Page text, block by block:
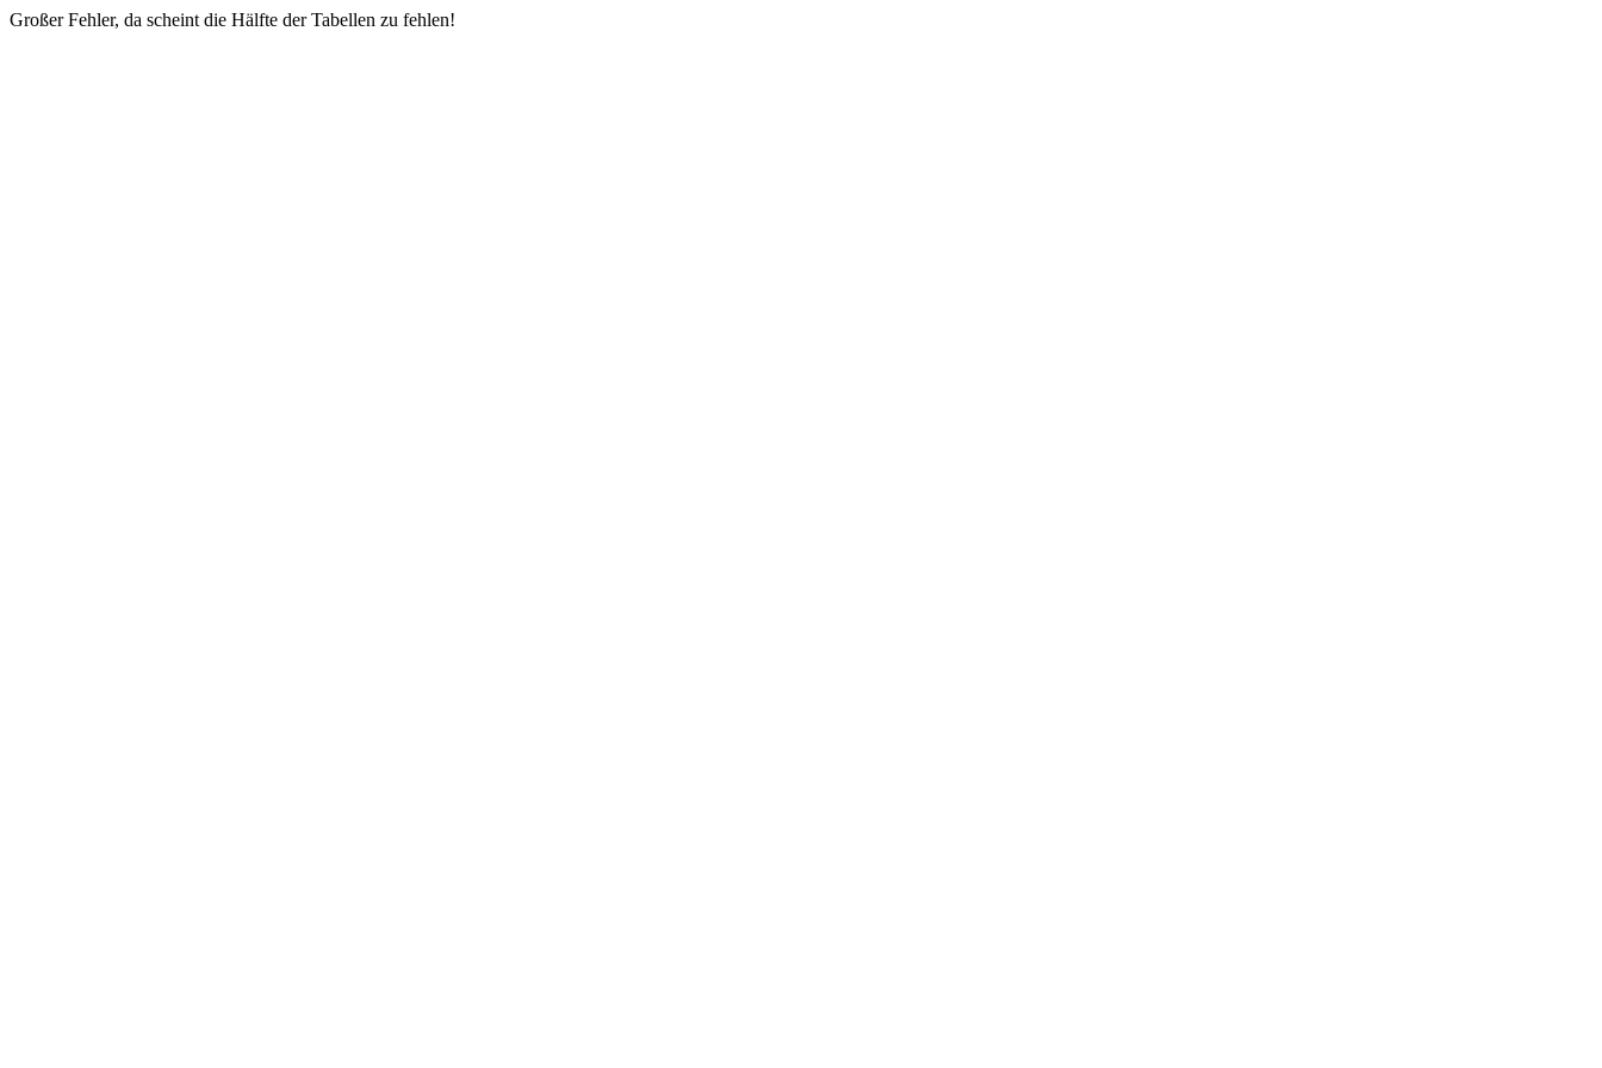
Großer Fehler, da scheint die Hälfte der Tabellen zu fehlen!